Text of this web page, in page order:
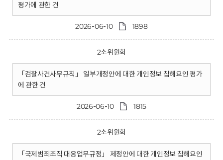
평가에 관한 건
2026-06-10 1898
2소위원회
「검찰사건사무규칙」 일부개정안에 대한 개인정보 침해요인 평가
에 관한 건
2026-06-10 1815
2소위원회
「국제범죄조직 대응업무규정」 제정안에 대한 개인정보 침해요인